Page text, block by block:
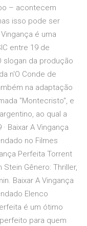
– acontecem
isso pode ser
é uma
entre 19 de
slogan da produção
n'O Conde de
na adaptação
"Montecristo", e
ao qual a
Baixar A Vingança
no Filmes
Perfeita Torrent
Stein Gênero: Thriller,
Baixar A Vingança
Elenco
é um ótimo
para quem